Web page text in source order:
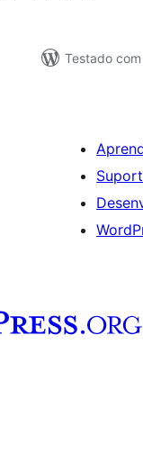
Testado